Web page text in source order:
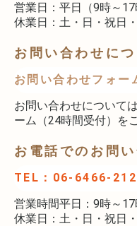
営業日：平日（9時～17
休業日：土・日・祝日
お問い合わせにつ
お問い合わせフォー
お問い合わせについて
ーム（24時間受付）を
お電話でのお問
TEL：06-6466-
営業時間平日：9時～
休業日：土・日・祝日